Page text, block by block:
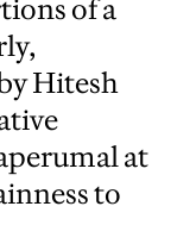
of a
Hitesh
at
to